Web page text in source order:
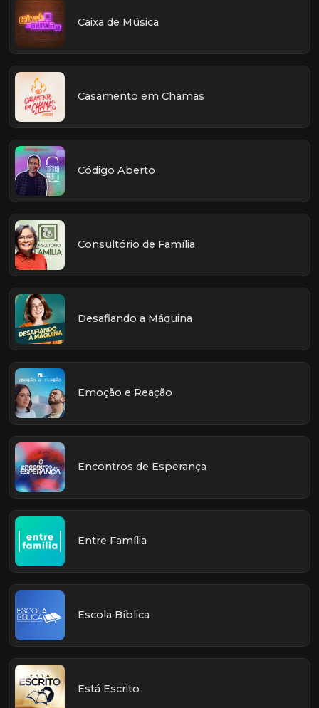
Caixa de Música
Casamento em Chamas
Código Aberto
Consultório de Família
Desafiando a Máquina
Emoção e Reação
Encontros de Esperança
Entre Família
Escola Bíblica
Está Escrito